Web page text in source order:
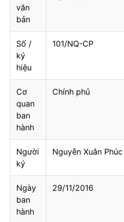
văn
bản
Số /
ký
hiệu
101/NQ-CP
Cơ
quan
ban
hành
Chính phủ
Người
ký
Nguyễn Xuân Phúc
Ngày
ban
hành
29/11/2016